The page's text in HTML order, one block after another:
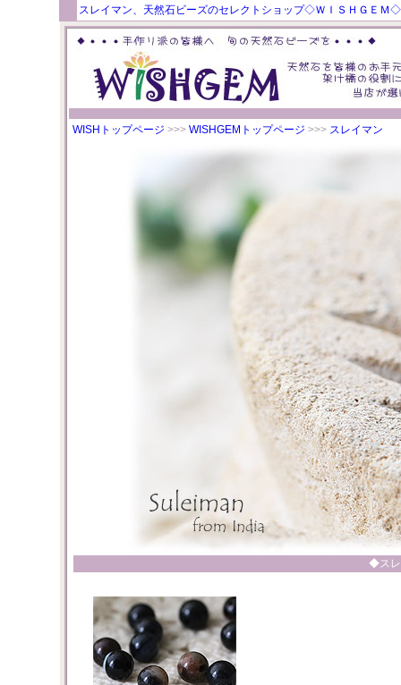
スレイマン、天然石ビーズのセレクトショップ◇ＷＩＳＨＧＥＭ
WISHトップページ >>> WISHGEMトップページ >>> スレイマン
◆スレ